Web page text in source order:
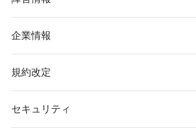
企業情報
規約改定
セキュリティ